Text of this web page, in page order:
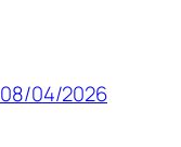
08/04/2026